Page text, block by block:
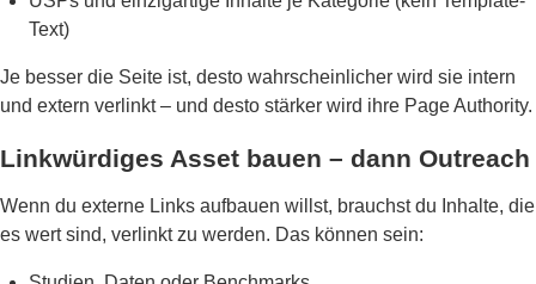
Text)
Je besser die Seite ist, desto wahrscheinlicher wird sie intern
und extern verlinkt – und desto stärker wird ihre Page Authority.
Linkwürdiges Asset bauen – dann Outreach
Wenn du externe Links aufbauen willst, brauchst du Inhalte, die
es wert sind, verlinkt zu werden. Das können sein: